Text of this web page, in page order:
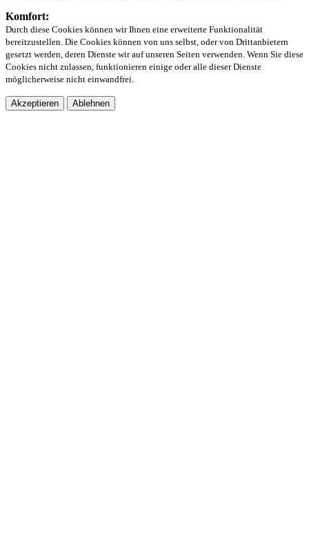
Komfort:
Durch diese Cookies können wir Ihnen eine erweiterte Funktionalität
bereitzustellen. Die Cookies können von uns selbst, oder von Drittanbietern
gesetzt werden, deren Dienste wir auf unseren Seiten verwenden. Wenn Sie diese
Cookies nicht zulassen, funktionieren einige oder alle dieser Dienste
möglicherweise nicht einwandfrei.
Akzeptieren Ablehnen